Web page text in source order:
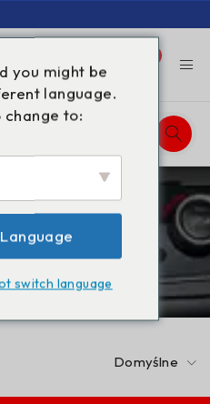
“GBL next day
Domyślne
you might be
language.
change to:
switch language